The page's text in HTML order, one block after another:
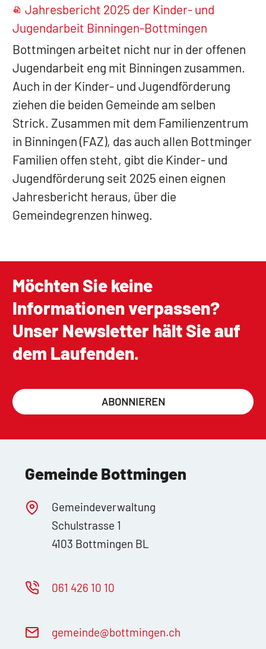
Jahresbericht 2025 der Kinder- und
Jugendarbeit Binningen-Bottmingen
Bottmingen arbeitet nicht nur in der offenen
Jugendarbeit eng mit Binningen zusammen.
Auch in der Kinder- und Jugendförderung
ziehen die beiden Gemeinde am selben
Strick. Zusammen mit dem Familienzentrum
in Binningen (FAZ), das auch allen Bottminger
Familien offen steht, gibt die Kinder- und
Jugendförderung seit 2025 einen eignen
Jahresbericht heraus, über die
Gemeindegrenzen hinweg.
Möchten Sie keine
Informationen verpassen?
Unser Newsletter hält Sie auf
dem Laufenden.
ABONNIEREN
Gemeinde Bottmingen
Gemeindeverwaltung
Schulstrasse 1
4103 Bottmingen BL
061 426 10 10
g m nd b ttm ng n ch